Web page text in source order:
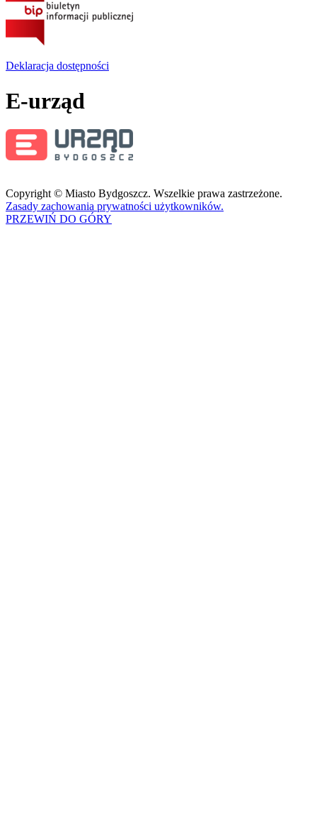
Deklaracja dostępności
E-urząd
Copyright © Miasto Bydgoszcz. Wszelkie prawa zastrzeżone.
Zasady zachowania prywatności użytkowników.
PRZEWIŃ DO GÓRY